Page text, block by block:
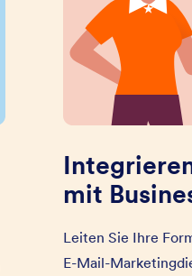
mit
Leiten Sie Ihre
E-Mail-